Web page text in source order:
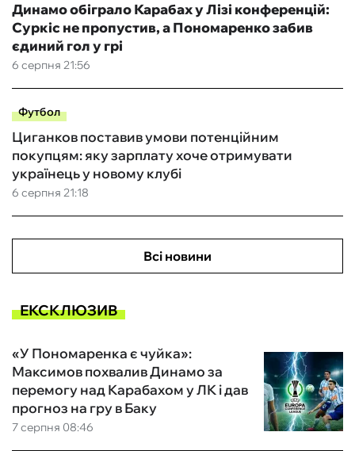
6 серпня 21:56
Динамо обіграло Карабах у Лізі конференцій:
Суркіс не пропустив, а Пономаренко забив
єдиний гол у грі
Футбол
6 серпня 21:18
Циганков поставив умови потенційним
покупцям: яку зарплату хоче отримувати
українець у новому клубі
Всі новини
ЕКСКЛЮЗИВ
7 серпня 08:46
«У Пономаренка є чуйка»:
Максимов похвалив Динамо за
перемогу над Карабахом у ЛК і дав
прогноз на гру в Баку